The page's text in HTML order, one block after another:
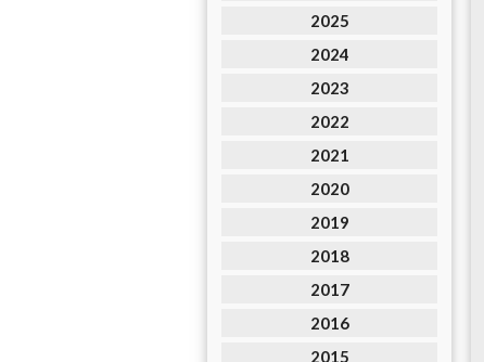
2025
2024
2023
2022
2021
2020
2019
2018
2017
2016
2015